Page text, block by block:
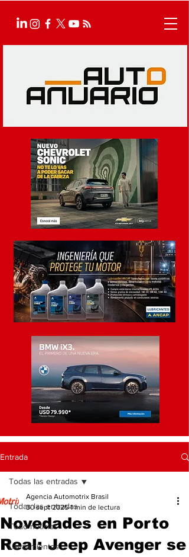
Entrada
Todas las entradas
Todo noticias
Lanzamientos
Todas las entradas
Novedades en Porto
Real: Jeep Avenger se
Agencia Automotrix Brasil
30 sept 2025 1 min de lectura